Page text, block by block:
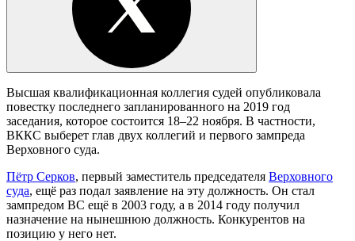
Высшая квалификационная коллегия судей опубликовала
повестку последнего запланированного на 2019 год
заседания, которое состоится 18–22 ноября. В частности,
ВККС выберет глав двух коллегий и первого зампреда
Верховного суда.
Пётр Серков, первый заместитель председателя Верховного
суда, ещё раз подал заявление на эту должность. Он стал
зампредом ВС ещё в 2003 году, а в 2014 году получил
назначение на нынешнюю должность. Конкурентов на
позицию у него нет.